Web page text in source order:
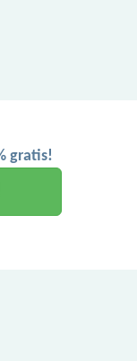
gratis!